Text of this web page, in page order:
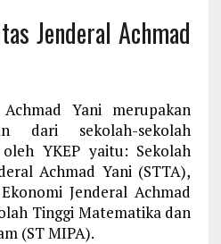
Jenderal Achmad
Yani merupakan
dari sekolah-sekolah
YKEP yaitu: Sekolah
Achmad Yani (STTA),
Jenderal Achmad
Tinggi Matematika dan
(ST MIPA).